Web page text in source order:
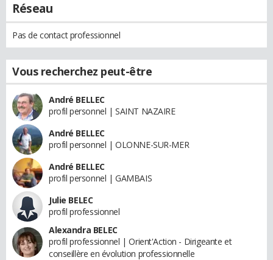
Réseau
Pas de contact professionnel
Vous recherchez peut-être
André BELLEC
profil personnel | SAINT NAZAIRE
André BELLEC
profil personnel | OLONNE-SUR-MER
André BELLEC
profil personnel | GAMBAIS
Julie BELEC
profil professionnel
Alexandra BELEC
profil professionnel | Orient'Action - Dirigeante et
conseillère en évolution professionnelle